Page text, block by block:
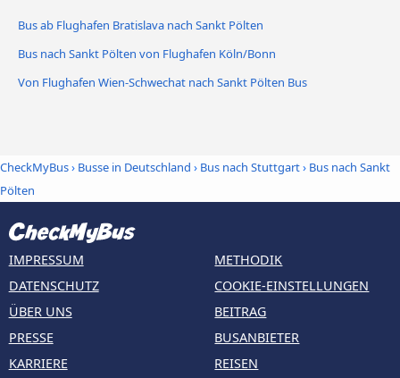
Bus ab Flughafen Bratislava nach Sankt Pölten
Bus nach Sankt Pölten von Flughafen Köln/Bonn
Von Flughafen Wien-Schwechat nach Sankt Pölten Bus
CheckMyBus› Busse in Deutschland › Bus nach Stuttgart› Bus nach Sankt
Pölten
IMPRESSUM
DATENSCHUTZ
ÜBER UNS
PRESSE
KARRIERE
METHODIK
COOKIE-EINSTELLUNGEN
BEITRAG
BUSANBIETER
REISEN